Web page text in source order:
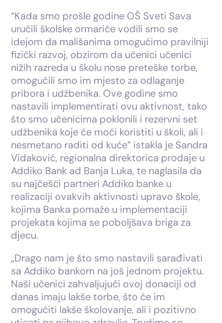
“Kada smo prošle godine OŠ Sveti Sava
uručili školske ormariće vodili smo se
idejom da mališanima omogućimo pravilniji
fizički razvoj, obzirom da učenici učenici
nižih razreda u školu nose preteške torbe,
omogućili smo im mjesto za odlaganje
pribora i udžbenika. Ove godine smo
nastavili implementirati ovu aktivnost, tako
što smo učenicima poklonili i rezervni set
udžbenika koje će moći koristiti u školi, ali i
nesmetano raditi od kuće” istakla je Sandra
Vidaković, regionalna direktorica prodaje u
Addiko Bank ad Banja Luka, te naglasila da
su najčešći partneri Addiko banke u
realizaciji ovakvih aktivnosti upravo škole,
kojima Banka pomaže u implementaciji
projekata kojima se poboljšava briga za
djecu.
„Drago nam je što smo nastavili sarađivati
sa Addiko bankom na još jednom projektu.
Naši učenici zahvaljujući ovoj donaciji od
danas imaju lakše torbe, što će im
omogućiti lakše školovanje, ali i pozitivno